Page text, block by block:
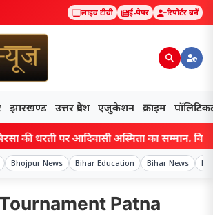
लाइव टीवी ई-पेपर रिपोर्टर बनें
झारखण्ड उत्तर प्रदेश एजुकेशन क्राइम
धरती पर आदिवासी अस्मिता का सम्मान, विश्व
Bhojpur News Bihar Education Bihar News
Patna